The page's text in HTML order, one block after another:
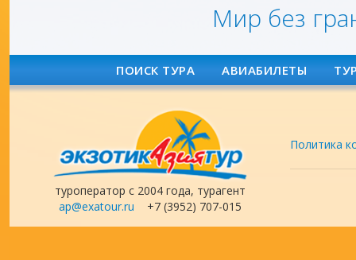
Мир без
ПОИСК ТУРА АВИАБИЛЕТЫ
туроператор с 2004 года, турагент
ap@exatour.ru +7 (3952) 707-015
Политика